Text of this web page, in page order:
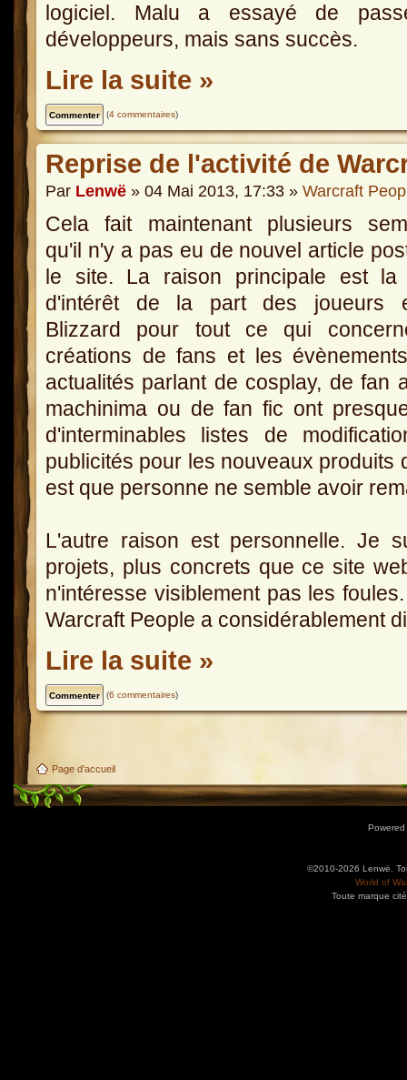
logiciel. Malu a essayé de
développeurs, mais sans succès.
Lire la suite »
(4 commentaires)
Reprise de l'activité de
Par Lenwë » 04 Mai 2013, 17:33 » Warcraft
Cela fait maintenant plusieurs
qu'il n'y a pas eu de nouvel article
le site. La raison principale est la
d'intérêt de la part des joueurs
Blizzard pour tout ce qui
créations de fans et les
actualités parlant de cosplay, de fan
machinima ou de fan fic ont
d'interminables listes de
publicités pour les nouveaux produits
est que personne ne semble avoir
L'autre raison est personnelle. Je
projets, plus concrets que ce site
n'intéresse visiblement pas les
Warcraft People a considérablement
Lire la suite »
(6 commentaires)
Page d'accueil
©2010-2026 Lenwë.
World of
Toute marque